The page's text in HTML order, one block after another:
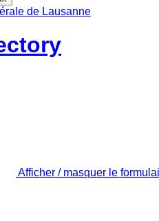
Afficher / masquer le